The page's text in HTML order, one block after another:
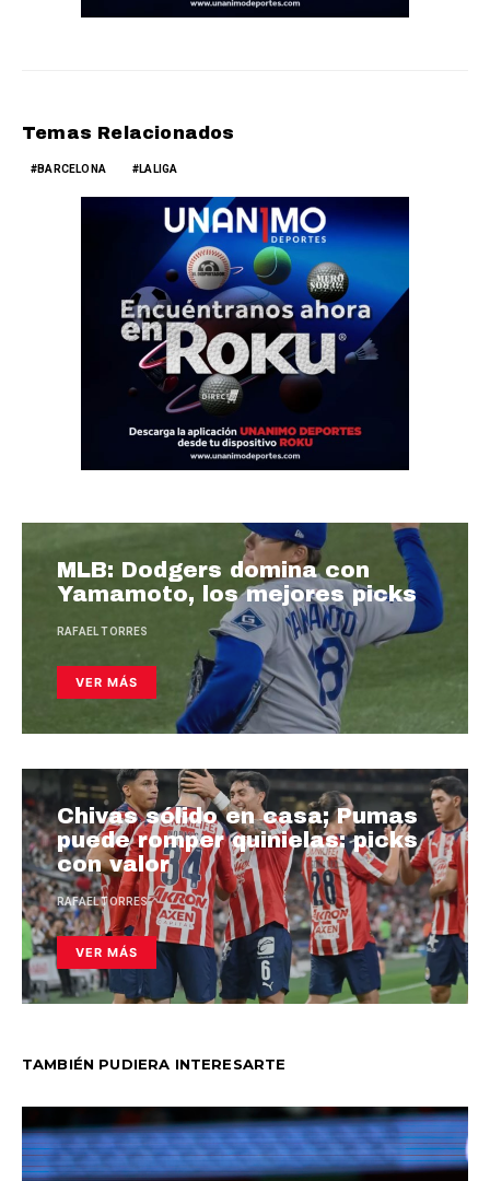
Temas Relacionados
BARCELONA LALIGA
MLB: Dodgers domina con
Yamamoto, los mejores picks
RAFAEL TORRES
VER MÁS
Chivas sólido en casa; Pumas
puede romper quinielas: picks
con valor
RAFAEL TORRES
VER MÁS
TAMBIÉN PUDIERA INTERESARTE